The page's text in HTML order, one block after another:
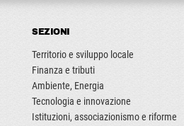
SEZIONI
Territorio e sviluppo locale
Finanza e tributi
Ambiente, Energia
Tecnologia e innovazione
Istituzioni, associazionismo e riforme